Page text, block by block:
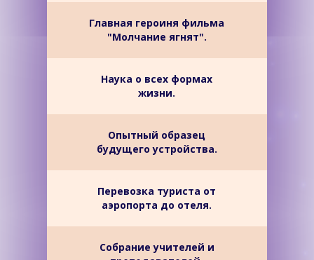
Главная героиня фильма
"Молчание ягнят".
Наука о всех формах
жизни.
Опытный образец
будущего устройства.
Перевозка туриста от
аэропорта до отеля.
Собрание учителей и